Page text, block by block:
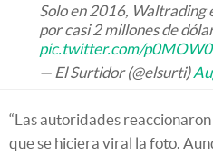
Solo en 2016,
por casi 2 millones de
pic.twitter.com/
— El Surtidor (@elsurti)
“Las autoridades
que se hiciera viral la foto.